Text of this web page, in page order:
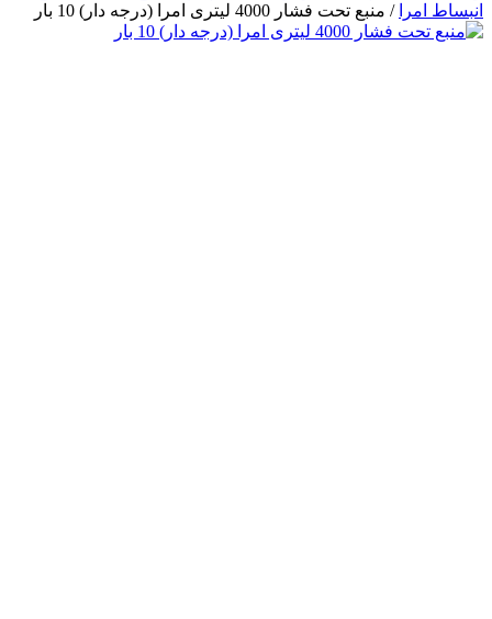
انبساط امرا
/ منبع تحت فشار 4000 لیتری امرا (درجه دار) 10 بار